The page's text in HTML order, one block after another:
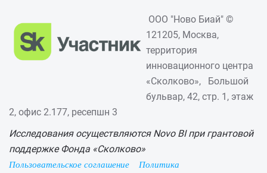
ООО "Ново Биай" ©
121205, Москва,
территория
инновационного центра
«Сколково», Большой
бульвар, 42, стр. 1, этаж
2, офис 2.177, ресепшн 3
Исследования осуществляются Novo BI при грантовой
поддержке Фонда «Сколково»
Пользовательское соглашение
Политика